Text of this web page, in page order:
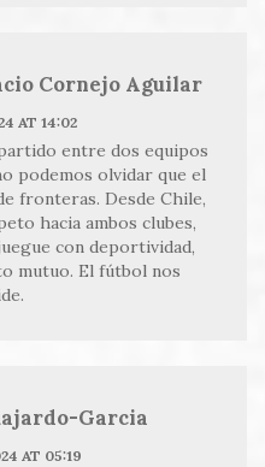
Cornejo Aguilar
AT 14:02
entre dos equipos
podemos olvidar que el
fronteras. Desde Chile,
hacia ambos clubes,
con deportividad,
mutuo. El fútbol nos
Garcia
AT 05:19